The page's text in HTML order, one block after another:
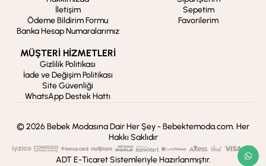
İletişim
Ödeme Bildirim Formu
Banka Hesap Numaralarımız
Sepetim
Favorilerim
MÜŞTERİ HİZMETLERİ
Gizlilik Politikası
İade ve Değişim Politikası
Site Güvenliği
WhatsApp Destek Hattı
© 2026 Bebek Modasına Dair Her Şey - Bebektemoda.com. Her
Hakkı Saklıdır
ADT E-Ticaret Sistemleriyle Hazırlanmıştır.